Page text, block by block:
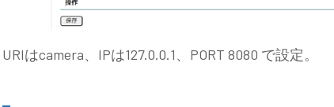
URIはcamera、IPは127.0.0.1、PORT 8080 で設定。